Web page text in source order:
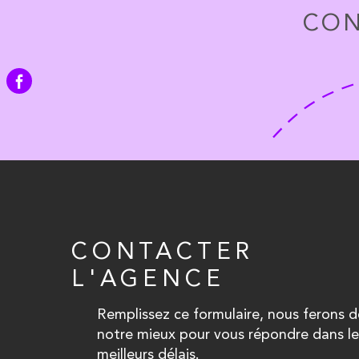
CONTACTER
L'AGENCE
Remplissez ce formulaire, nous ferons
notre mieux pour vous répondre dans
meilleurs délais.